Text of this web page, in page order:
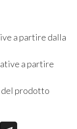
a partire dalla
a partire
del prodotto